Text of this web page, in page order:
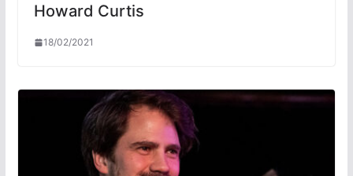
Howard Curtis
18/02/2021